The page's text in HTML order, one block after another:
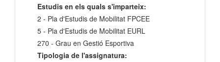
Estudis en els quals s'imparteix:
2 - Pla d'Estudis de Mobilitat FPCEE
5 - Pla d'Estudis de Mobilitat EURL
270 - Grau en Gestió Esportiva
Tipologia de l'assignatura: